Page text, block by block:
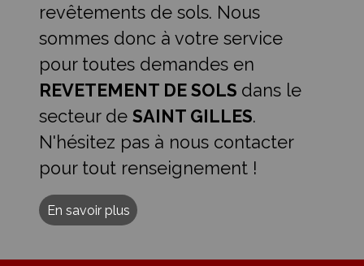
revêtements de sols. Nous
sommes donc à votre service
pour toutes demandes en
REVETEMENT DE SOLS dans le
secteur de SAINT GILLES.
N'hésitez pas à nous contacter
pour tout renseignement !
En savoir plus